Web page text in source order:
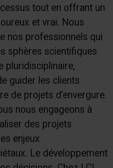
tout en offrant un
et vrai. Nous
nos professionnels qui
sphères scientifiques
pluridisciplinaire,
guider les clients
de projets d’envergure.
nous engageons à
des projets
enjeux
Le développement